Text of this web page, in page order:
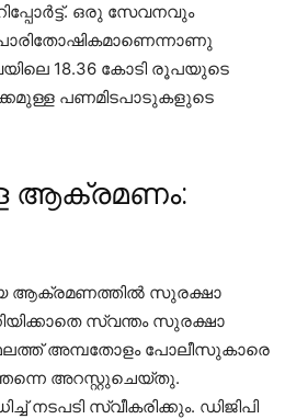
ഒരു സേവനവും
18.36 കോടി രൂപയുടെ
പണമിടപാടുകളുടെ
ആക്രമണം:
ആക്രമണത്തില്‍ സുരക്ഷാ
സ്വന്തം സുരക്ഷാ
അമ്പതോളം പോലീസുകാരെ
അറസ്റ്റുചെയ്തു.
നടപടി സ്വീകരിക്കും. ഡിജിപി